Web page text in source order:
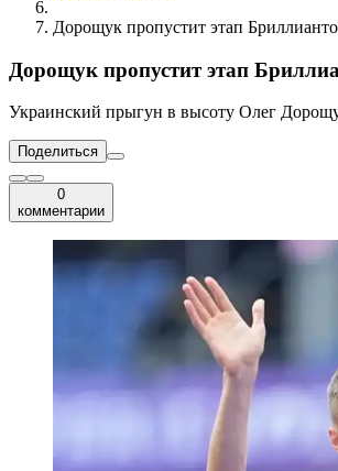
Дорощук пропустит этап
Дорощук пропустит этап
Украинский прыгун в высоту Олег
Поделиться
0
комментарии